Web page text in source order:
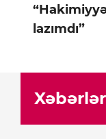
lazımdı”
Xəbərlər